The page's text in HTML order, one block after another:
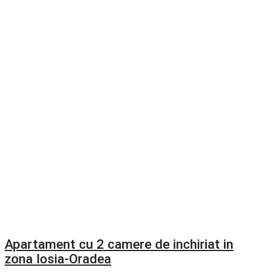
Apartament cu 2 camere de inchiriat in
zona Iosia-Oradea